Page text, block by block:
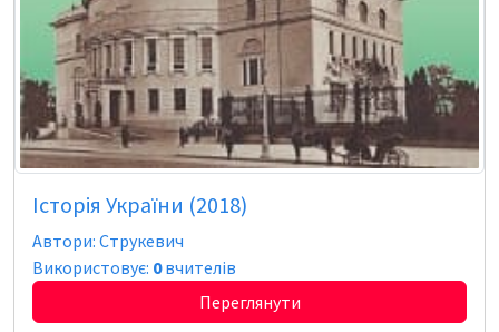
Історія України (2018)
Автори: Струкевич
Використовує: 0вчителів
Переглянути